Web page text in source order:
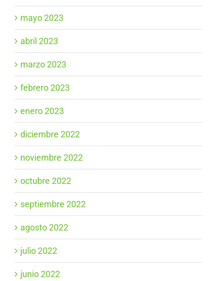
mayo 2023
abril 2023
marzo 2023
febrero 2023
enero 2023
diciembre 2022
noviembre 2022
octubre 2022
septiembre 2022
agosto 2022
julio 2022
junio 2022